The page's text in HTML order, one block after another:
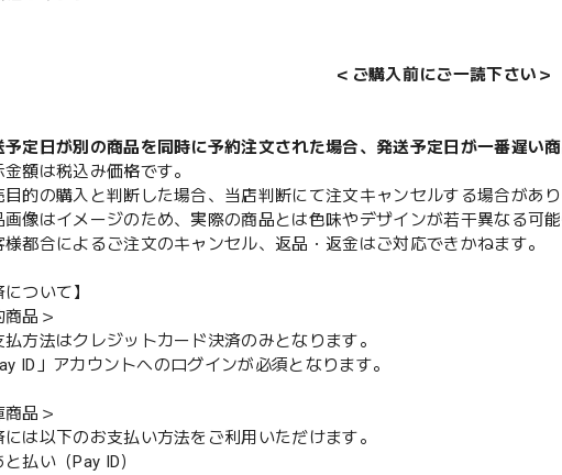
＜ご購入前にご一読下さい＞
予定日が別の商品を同時に予約注文された場合、発送予定日が一番遅い
金額は税込み価格です。
目的の購入と判断した場合、当店判断にて注文キャンセルする場合があり
画像はイメージのため、実際の商品とは色味やデザインが若干異なる可能
様都合によるご注文のキャンセル、返品・返金はご対応できかねます。
について】
商品＞
払方法はクレジットカード決済のみとなります。
ID」アカウントへのログインが必須となります。
商品＞
には以下のお支払い方法をご利用いただけます。
払い（Pay ID）